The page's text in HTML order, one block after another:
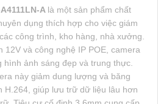
A là một sản phẩm chất
dụng thích hợp cho việc giám
công trình, kho hàng, nhà xưởng.
và công nghệ IP POE, camera
hình ảnh sáng đẹp và trung thực.
này giảm dung lượng và băng
H.264, giúp lưu trữ dữ liệu lâu hơn